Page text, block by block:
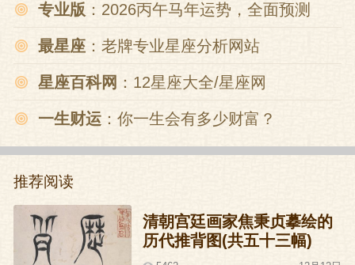
专业版 ：2026丙午马年运势，全面预测
最星座 ：老牌专业星座分析网站
星座百科网 ：12星座大全/星座网
一生财运 ：你一生会有多少财富？
推荐阅读
清朝宫廷画家焦秉贞摹绘的
历代推背图(共五十三幅)